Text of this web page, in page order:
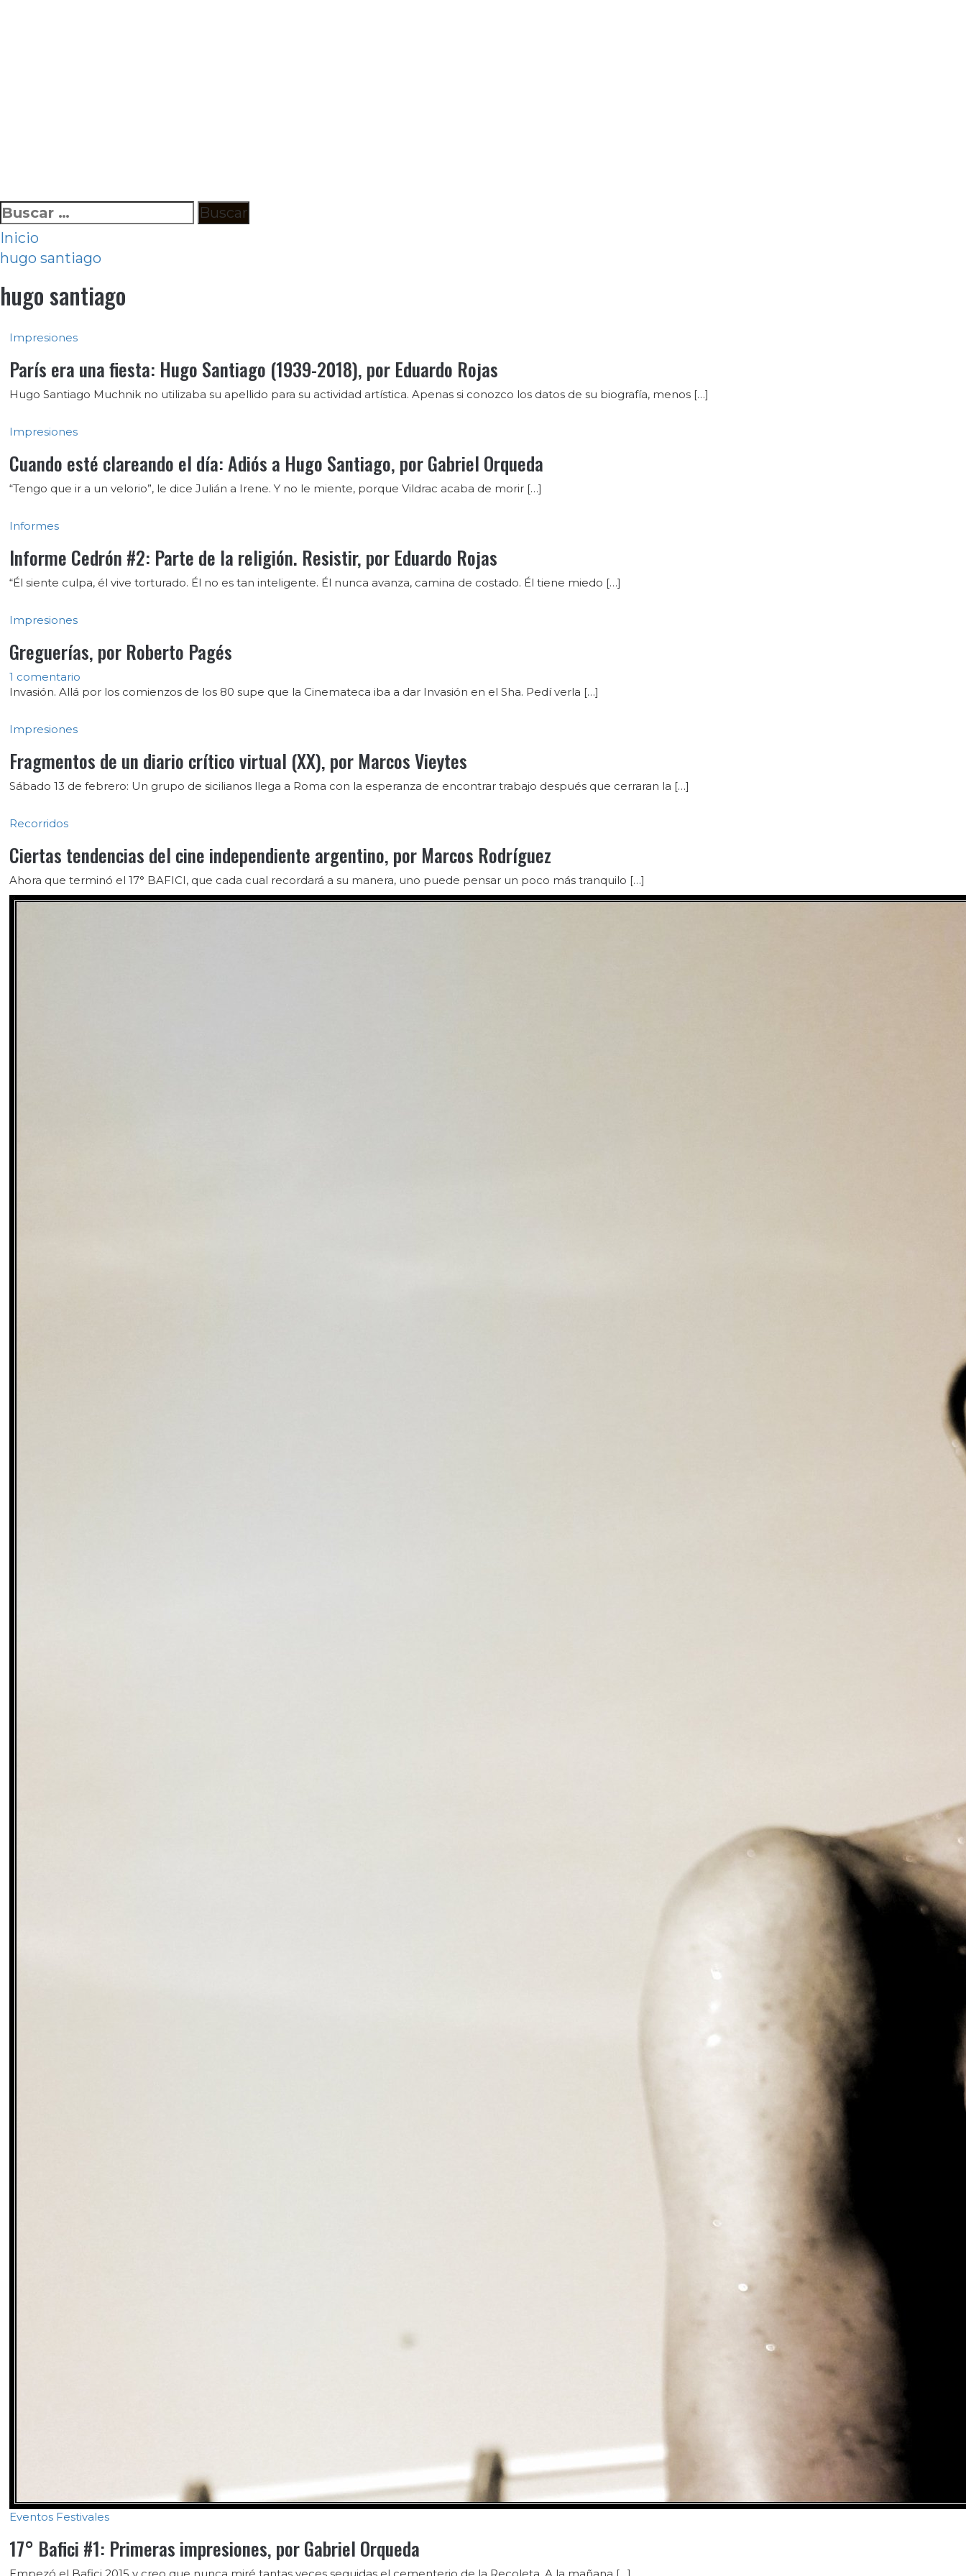
Ir
al
contenido
Buscar:
Inicio
hugo santiago
hugo santiago
Impresiones
París era una fiesta: Hugo Santiago (1939-2018), por Eduardo Rojas
Hugo Santiago Muchnik no utilizaba su apellido para su actividad artística. Apenas si conozco los datos de su biografía, menos […]
Impresiones
Cuando esté clareando el día: Adiós a Hugo Santiago, por Gabriel Orqueda
“Tengo que ir a un velorio”, le dice Julián a Irene. Y no le miente, porque Vildrac acaba de morir […]
Informes
Informe Cedrón #2: Parte de la religión. Resistir, por Eduardo Rojas
“Él siente culpa, él vive torturado. Él no es tan inteligente. Él nunca avanza, camina de costado. Él tiene miedo […]
Impresiones
Greguerías, por Roberto Pagés
1 comentario
Invasión. Allá por los comienzos de los 80 supe que la Cinemateca iba a dar Invasión en el Sha. Pedí verla […]
Impresiones
Fragmentos de un diario crítico virtual (XX), por Marcos Vieytes
Sábado 13 de febrero: Un grupo de sicilianos llega a Roma con la esperanza de encontrar trabajo después que cerraran la […]
Recorridos
Ciertas tendencias del cine independiente argentino, por Marcos Rodríguez
Ahora que terminó el 17° BAFICI, que cada cual recordará a su manera, uno puede pensar un poco más tranquilo […]
Eventos Festivales
17° Bafici #1: Primeras impresiones, por Gabriel Orqueda